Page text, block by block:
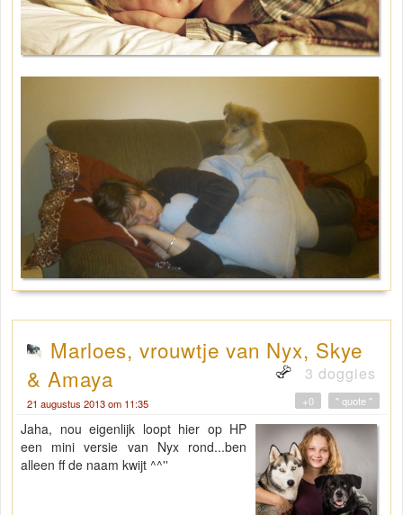
Marloes, vrouwtje van Nyx, Skye
& Amaya
3 doggies
21 augustus 2013 om 11:35 " quote "
+0
Jaha, nou eigenlijk loopt hier op HP
een mini versie van Nyx rond...ben
alleen ff de naam kwijt ^^''